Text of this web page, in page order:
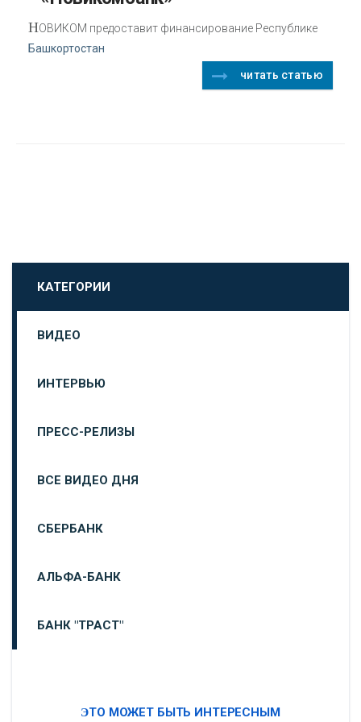
НОВИКОМ предоставит финансирование Республике
Башкортостан
читать статью
КАТЕГОРИИ
ВИДЕО
ИНТЕРВЬЮ
ПРЕСС-РЕЛИЗЫ
ВСЕ ВИДЕО ДНЯ
СБЕРБАНК
АЛЬФА-БАНК
БАНК "ТРАСТ"
ЭТО МОЖЕТ БЫТЬ ИНТЕРЕСНЫМ